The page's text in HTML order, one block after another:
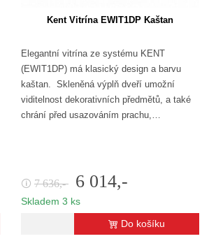
Kent Vitrína EWIT1DP Kaštan
Elegantní vitrína ze systému KENT
(EWIT1DP) má klasický design a barvu
kaštan. Skleněná výplň dveří umožní
viditelnost dekorativních předmětů, a také
chrání před usazováním prachu,…
🛈 7 636,- 6 014,-
Skladem 3 ks
Do košíku